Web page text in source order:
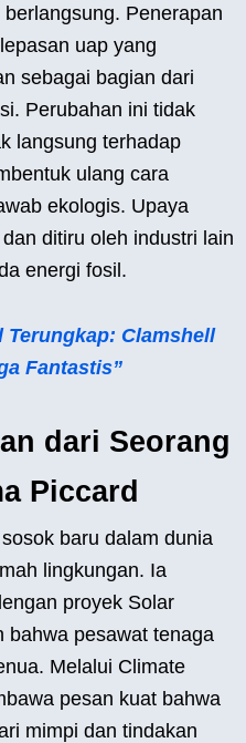
Penerapan
uap yang
sebagai bagian dari
Perubahan ini tidak
langsung terhadap
ulang cara
ekologis. Upaya
ditiru oleh industri lain
energi fosil.
Terungkap: Clamshell
Fantastis”
dari Seorang
Piccard
baru dalam dunia
lingkungan. Ia
proyek Solar
bahwa pesawat tenaga
Melalui Climate
pesan kuat bahwa
mimpi dan tindakan